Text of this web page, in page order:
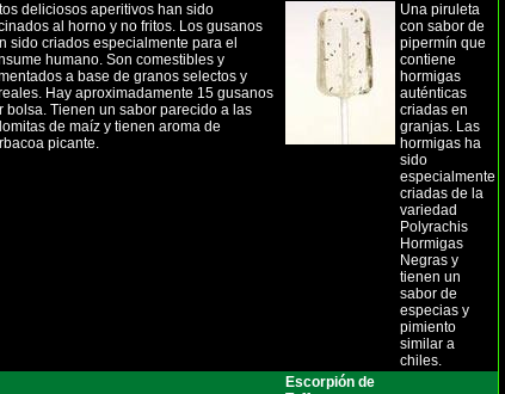
deliciosos aperitivos han sido
al horno y no fritos. Los gusanos
sido criados especialmente para el
humano. Son comestibles y
a base de granos selectos y
Hay aproximadamente 15 gusanos
bolsa. Tienen un sabor parecido a las
de maíz y tienen aroma de
picante.
Una piruleta
con sabor de
pipermín que
contiene
hormigas
auténticas
criadas en
granjas. Las
hormigas ha
sido
especialmente
criadas de la
variedad
Polyrachis
Hormigas
Negras y
tienen un
sabor de
especias y
pimiento
similar a
chiles.
Escorpión de